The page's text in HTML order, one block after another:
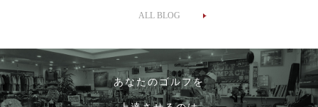
ALL BLOG
あなたのゴルフを